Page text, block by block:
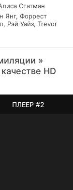
Статман
Янг, Форрест
Рэй Уайз, Trevor
»
HD
ПЛЕЕР #2